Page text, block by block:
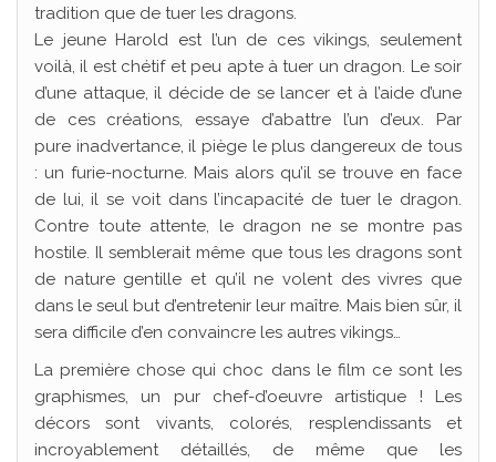
tradition que de tuer les dragons.
Le jeune Harold est l’un de ces vikings, seulement
voilà, il est chétif et peu apte à tuer un dragon. Le soir
d’une attaque, il décide de se lancer et à l’aide d’une
de ces créations, essaye d’abattre l’un d’eux. Par
pure inadvertance, il piège le plus dangereux de tous
: un furie-nocturne. Mais alors qu’il se trouve en face
de lui, il se voit dans l’incapacité de tuer le dragon.
Contre toute attente, le dragon ne se montre pas
hostile. Il semblerait même que tous les dragons sont
de nature gentille et qu’il ne volent des vivres que
dans le seul but d’entretenir leur maître. Mais bien sûr, il
sera difficile d’en convaincre les autres vikings…
La première chose qui choc dans le film ce sont les
graphismes, un pur chef-d’oeuvre artistique ! Les
décors sont vivants, colorés, resplendissants et
incroyablement détaillés, de même que les